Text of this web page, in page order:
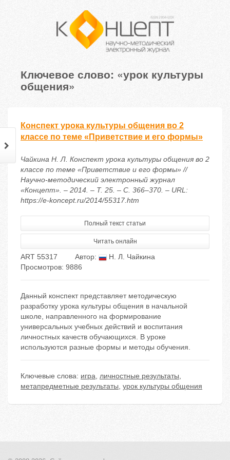
Ключевое слово: «урок культуры
общения»
Конспект урока культуры общения во 2
классе по теме «Приветствие и его формы»
Чайкина Н. Л. Конспект урока культуры общения во 2
классе по теме «Приветствие и его формы» //
Научно-методический электронный журнал
«Концепт». – 2014. – Т. 25. – С. 366–370. – URL:
https://e-koncept.ru/2014/55317.htm
Полный текст статьи
Читать онлайн
ART 55317 Автор:
Н. Л. Чайкина
Просмотров: 9886
Данный конспект представляет методическую
разработку урока культуры общения в начальной
школе, направленного на формирование
универсальных учебных действий и воспитания
личностных качеств обучающихся. В уроке
используются разные формы и методы обучения.
Ключевые слова: игра, личностные результаты,
метапредметные результаты, урок культуры общения